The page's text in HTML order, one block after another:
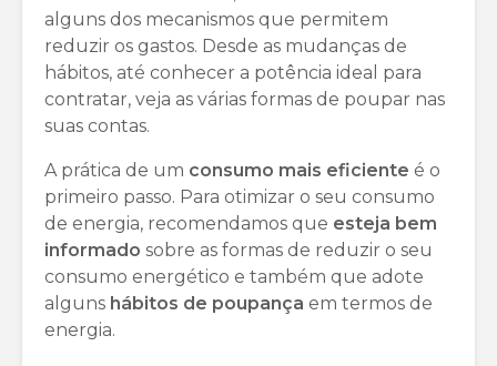
alguns dos mecanismos que permitem
reduzir os gastos. Desde as mudanças de
hábitos, até conhecer a potência ideal para
contratar, veja as várias formas de poupar nas
suas contas.
A prática de um consumo mais eficiente é o
primeiro passo. Para otimizar o seu consumo
de energia, recomendamos que esteja bem
informado sobre as formas de reduzir o seu
consumo energético e também que adote
alguns hábitos de poupança em termos de
energia.